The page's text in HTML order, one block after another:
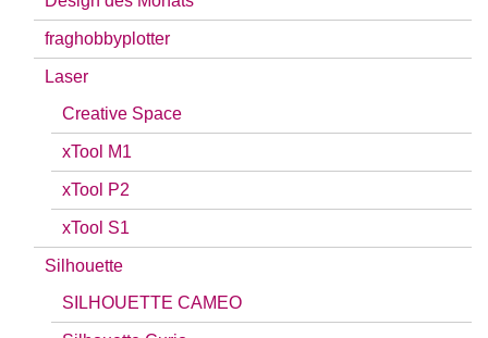
fraghobbyplotter
Laser
Creative Space
xTool M1
xTool P2
xTool S1
Silhouette
SILHOUETTE CAMEO